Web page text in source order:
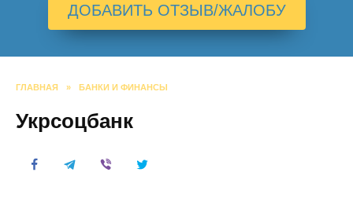
ДОБАВИТЬ ОТЗЫВ/ЖАЛОБУ
ГЛАВНАЯ » БАНКИ И ФИНАНСЫ
Укрсоцбанк